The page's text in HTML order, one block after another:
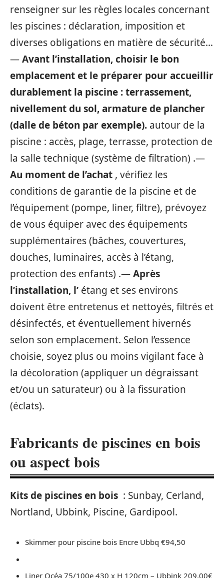
renseigner sur les règles locales concernant
les piscines : déclaration, imposition et
diverses obligations en matière de sécurité…
—Avant l’installation,choisir le bon
emplacement et le préparer pour accueillir
durablement la piscine : terrassement,
nivellement du sol, armature de plancher
(dalle de béton par exemple). autour de la
piscine : accès, plage, terrasse, protection de
la salle technique (système de filtration) .—
Au moment de l’achat , vérifiez les
conditions de garantie de la piscine et de
l’équipement (pompe, liner, filtre), prévoyez
de vous équiper avec des équipements
supplémentaires (bâches, couvertures,
douches, luminaires, accès à l’étang,
protection des enfants) .—Après
l’installation, l’ étang et ses environs
doivent être entretenus et nettoyés, filtrés et
désinfectés, et éventuellement hivernés
selon son emplacement. Selon l’essence
choisie, soyez plus ou moins vigilant face à
la décoloration (appliquer un dégraissant
et/ou un saturateur) ou à la fissuration
(éclats).
Fabricants de piscines en bois
ou aspect bois
Kits de piscines en bois : Sunbay, Cerland,
Nortland, Ubbink, Piscine, Gardipool.
Skimmer pour piscine bois Encre Ubbq €94,50
Liner Océa 75/100e 430 x H 120cm – Ubbink 209,00€